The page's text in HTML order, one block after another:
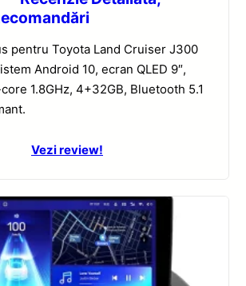
pentru Toyota Land Cruiser J300
Android 10, ecran QLED 9″,
1.8GHz, 4+32GB, Bluetooth 5.1
Vezi review!